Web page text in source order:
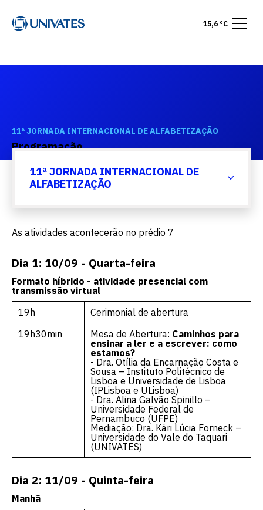
15,6 °C
11ª JORNADA INTERNACIONAL DE ALFABETIZAÇÃO
Programação
As atividades acontecerão no prédio 7
Dia 1: 10/09 - Quarta-feira
Formato híbrido - atividade presencial com
transmissão virtual
19h
Cerimonial de abertura
19h30min
Mesa de Abertura: Caminhos para
ensinar a ler e a escrever: como
estamos?
- Dra. Otília da Encarnação Costa e
Sousa – Instituto Politécnico de
Lisboa e Universidade de Lisboa
(IPLisboa e ULisboa)
- Dra. Alina Galvão Spinillo –
Universidade Federal de
Pernambuco (UFPE)
Mediação: Dra. Kári Lúcia Forneck –
Universidade do Vale do Taquari
(UNIVATES)
Dia 2: 11/09 - Quinta-feira
Manhã
11ª JORNADA INTERNACIONAL DE
ALFABETIZAÇÃO